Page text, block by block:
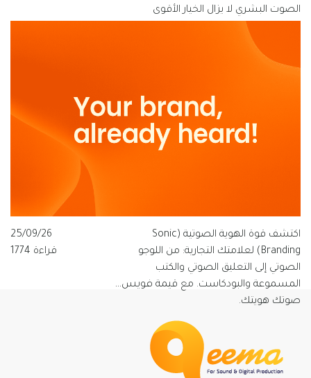
الصوت البشري لا يزال الخيار الأقوى
للعلامات التجارية الناطقة بالعربية، ولماذا
تتبنى قيمة فويس شعار "الصوت الذي
يفهم العربية".
اكتشف قوة الهوية الصوتية (Sonic
Branding) لعلامتك التجارية: من اللوجو
الصوتي إلى التعليق الصوتي والكتب
المسموعة والبودكاست. مع قيمة فويس…
صوتك هويتك.
25/09/26
قراءة 1774